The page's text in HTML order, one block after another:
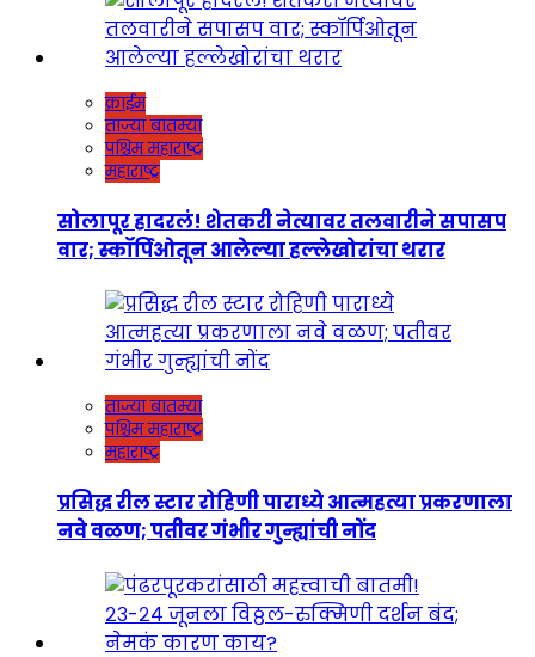
क्राईम
ताज्या बातम्या
पश्चिम महाराष्ट्र
महाराष्ट्र
सोलापूर हादरलं! शेतकरी नेत्यावर तलवारीने सपासप
वार; स्कॉर्पिओतून आलेल्या हल्लेखोरांचा थरार
ताज्या बातम्या
पश्चिम महाराष्ट्र
महाराष्ट्र
प्रसिद्ध रील स्टार रोहिणी पाराध्ये आत्महत्या प्रकरणाला
नवे वळण; पतीवर गंभीर गुन्ह्यांची नोंद